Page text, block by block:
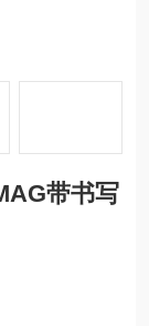
带书写